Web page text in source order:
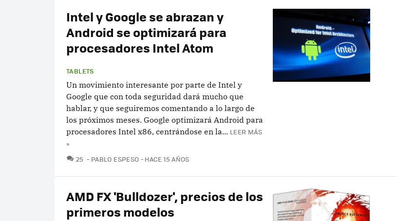
Intel y Google se abrazan y
Android se optimizará para
procesadores Intel Atom
TABLETS
Un movimiento interesante por parte de Intel y
Google que con toda seguridad dará mucho que
hablar, y que seguiremos comentando a lo largo de
los próximos meses. Google optimizará Android para
procesadores Intel x86, centrándose en la... LEER MÁS
»
25 COMENTARIOS
PABLO ESPESO HACE 15 AÑOS
AMD FX 'Bulldozer', precios de los
primeros modelos